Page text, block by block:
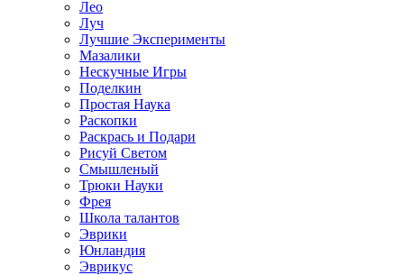
Лео
Луч
Лучшие Эксперименты
Мазалики
Нескучные Игры
Поделкин
Простая Наука
Раскопки
Раскрась и Подари
Рисуй Светом
Смышленый
Трюки Науки
Фрея
Школа талантов
Эврики
Юнландия
Эврикус